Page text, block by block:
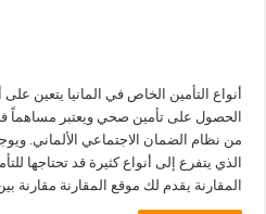
أنواع التأمين الخاص في المانيا يتعين
الحصول على تأمين صحي ويعتبر مساهماً
من نظام الضمان الاجتماعي الألماني.
الذي يتفرع إلى أنواع كثيرة قد تحتاجها
المقارنة يقدم لك موقع المقارنة مقارنة